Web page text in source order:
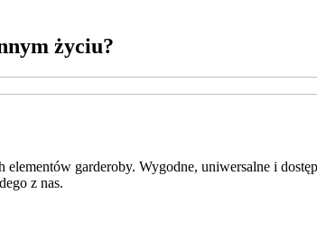
życiu?
garderoby. Wygodne, uniwersalne i
z nas.